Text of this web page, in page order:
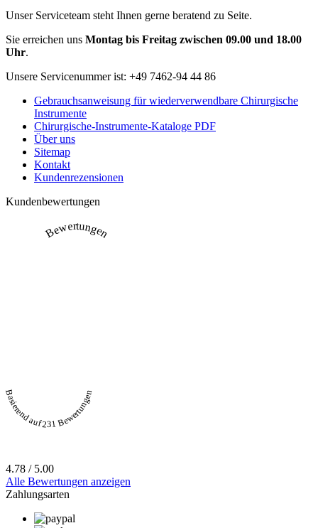
Unser Serviceteam steht Ihnen gerne beratend zu Seite.
Sie erreichen uns Montag bis Freitag zwischen 09.00 und 18.00
Uhr.
Unsere Servicenummer ist: +49 7462-94 44 86
Gebrauchsanweisung für wiederverwendbare Chirurgische
Instrumente
Chirurgische-Instrumente-Kataloge PDF
Über uns
Sitemap
Kontakt
Kundenrezensionen
Kundenbewertungen
Bewertungen
Basierend auf 231 Bewertungen
4.78 / 5.00
Alle Bewertungen anzeigen
Zahlungsarten